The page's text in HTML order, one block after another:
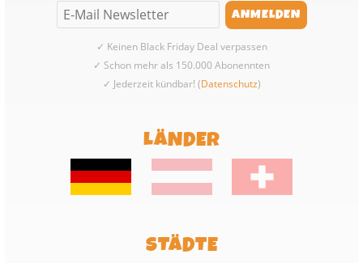
✓ Keinen Black Friday Deal verpassen
✓ Schon mehr als 150.000 Abonennten
✓ Jederzeit kündbar! (Datenschutz)
LÄNDER
STÄDTE